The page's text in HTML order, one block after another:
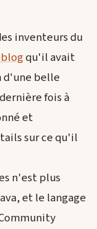
inventeurs du
qu'il avait
d'une belle
fois à
et
sur ce qu'il
n'est plus
et le langage